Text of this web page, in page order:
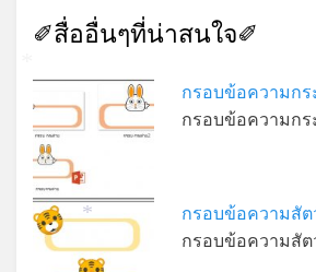
✐สื่ออื่นๆที่น่าสนใจ✐
กรอบข้อความกร
กรอบข้อความกร
กรอบข้อความสัต
กรอบข้อความสัต
*
*